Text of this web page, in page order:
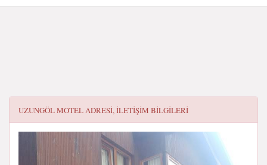
UZUNGÖL MOTELADRESI, ILETIŞIM BILGILERI